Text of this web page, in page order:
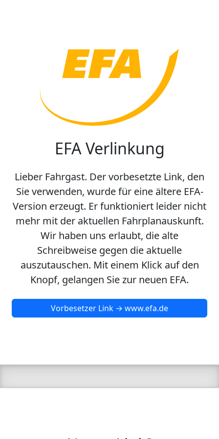
EFA Verlinkung
Lieber Fahrgast. Der vorbesetzte Link, den
Sie verwenden, wurde für eine ältere EFA-
Version erzeugt. Er funktioniert leider nicht
mehr mit der aktuellen Fahrplanauskunft.
Wir haben uns erlaubt, die alte
Schreibweise gegen die aktuelle
auszutauschen. Mit einem Klick auf den
Knopf, gelangen Sie zur neuen EFA.
Vorbesetzer Link → www.efa.de